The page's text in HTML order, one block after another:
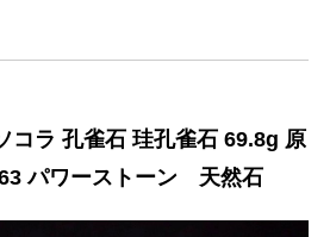
コラ 孔雀石 珪孔雀石 69.8g 原
パワーストーン 天然石